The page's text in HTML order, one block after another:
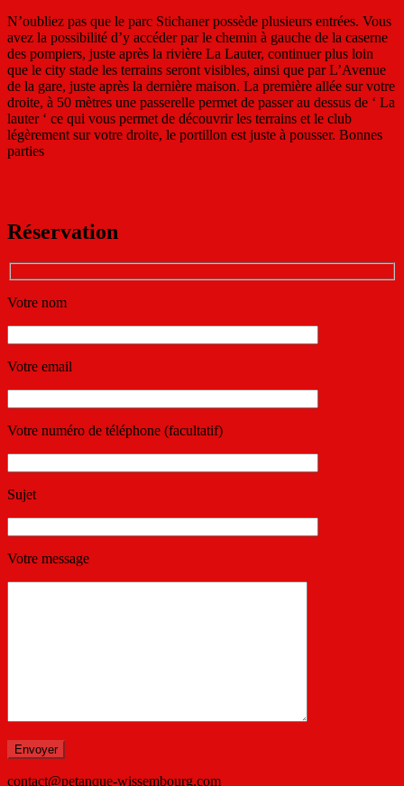
N’oubliez pas que le parc Stichaner possède plusieurs entrées. Vous
avez la possibilité d’y accéder par le chemin à gauche de la caserne
des pompiers, juste après la rivière La Lauter, continuer plus loin
que le city stade les terrains seront visibles, ainsi que par L’Avenue
de la gare, juste après la dernière maison. La première allée sur votre
droite, à 50 mètres une passerelle permet de passer au dessus de ‘ La
lauter ‘ ce qui vous permet de découvrir les terrains et le club
légèrement sur votre droite, le portillon est juste à pousser. Bonnes
parties
Réservation
Votre nom
Votre email
Votre numéro de téléphone (facultatif)
Sujet
Votre message
contact@petanque-wissembourg.com